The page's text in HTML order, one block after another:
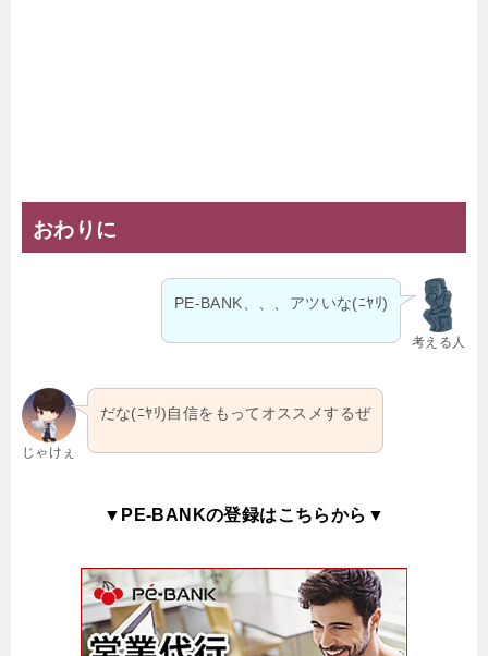
おわりに
考える人
PE-BANK、、、アツいな(ﾆﾔﾘ)
じゃけぇ
だな(ﾆﾔﾘ)自信をもってオススメするぜ
▼PE-BANKの登録はこちらから▼